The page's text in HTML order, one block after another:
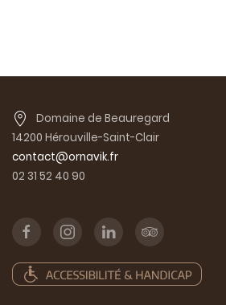
Domaine de Beauregard
14200 Hérouville-Saint-Clair
contact@ornavik.fr
02 31 52 40 90